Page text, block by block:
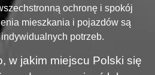
ochronę i spokój
mieszkania i pojazdów są
potrzeb.
w jakim miejscu Polski się